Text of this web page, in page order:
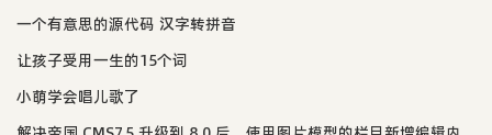
一个有意思的源代码 汉字转拼音
让孩子受用一生的15个词
小萌学会唱儿歌了